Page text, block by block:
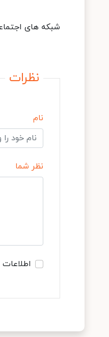
شبکه های
نظرات
نام
نظر شما